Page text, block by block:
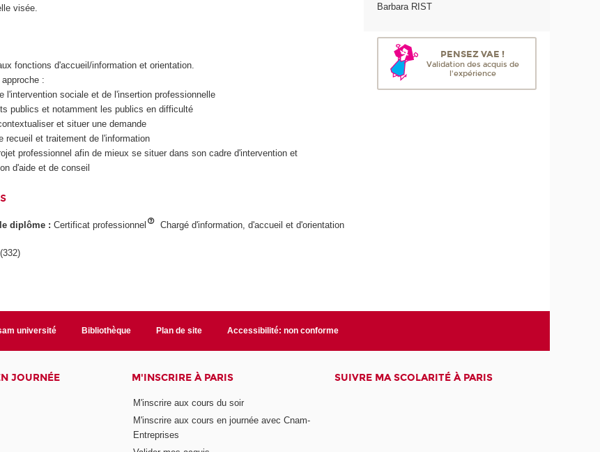
visée.
fonctions d'accueil/information et orientation.
:
l'intervention sociale et de l'insertion professionnelle
publics et notamment les publics en difficulté
et situer une demande
recueil et traitement de l'information
professionnel afin de mieux se situer dans son cadre d'intervention et
d'aide et de conseil
diplôme :Certificat professionnel Chargé d'information, d'accueil et d'orientation
Barbara RIST
PENSEZ VAE !
Validation des acquis de
l'expérience
université Bibliothèque Plan de site Accessibilité: non conforme
JOURNÉE M'INSCRIRE À PARIS
M'inscrire aux cours du soir
M'inscrire aux cours en journée avec Cnam-
Entreprises
SUIVRE MA SCOLARITÉ À PARIS